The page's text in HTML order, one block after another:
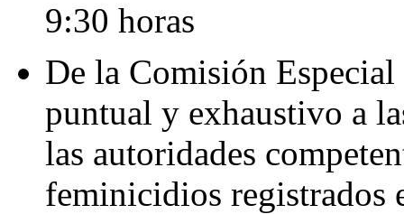
9:30 horas
De la Comisión
puntual y exhaustivo a
las autoridades
feminicidios registrados